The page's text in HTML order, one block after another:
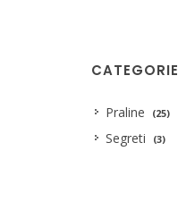
CATEGORIE
Praline (25)
Segreti (3)